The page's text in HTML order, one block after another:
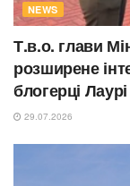
NEWS
Т.в.о. глави
розширене
блогерці
29.07.2026